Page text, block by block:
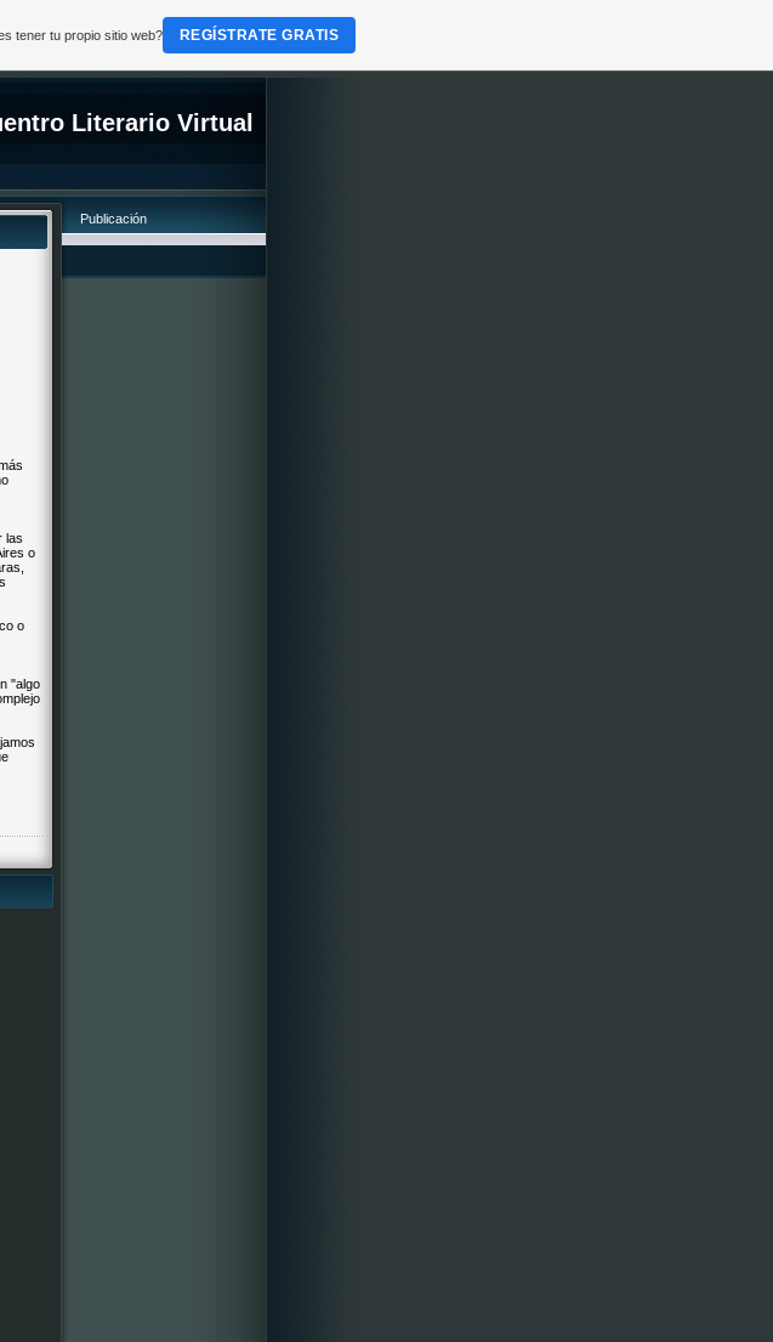
Literario Virtual
las
o
o
"algo
Publicación
tener tu propio sitio web? REGÍSTRATE GRATIS